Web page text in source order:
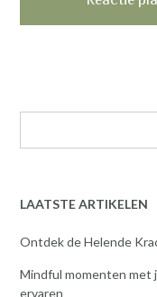
LAATSTE ARTIKELEN
Ontdek de Helende
Mindful momenten met
ervaren